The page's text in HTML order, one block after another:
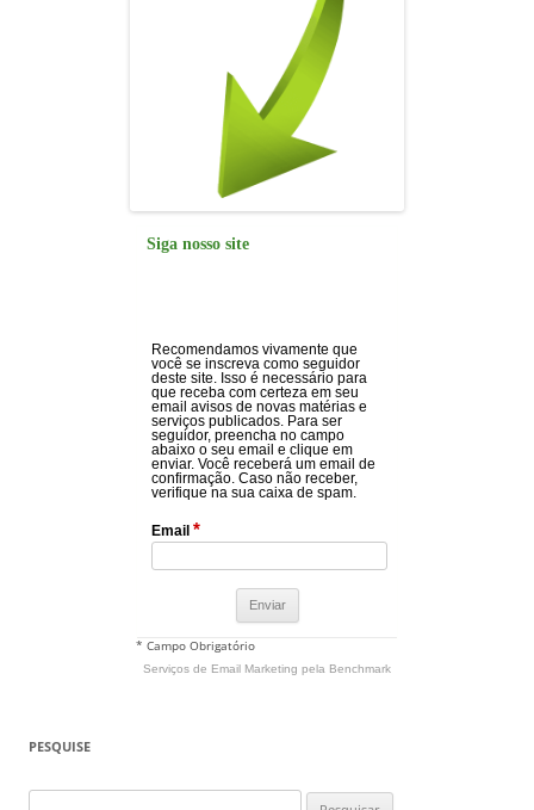
Siga nosso site
Recomendamos vivamente que
você se inscreva como seguidor
deste site. Isso é necessário para
que receba com certeza em seu
email avisos de novas matérias e
serviços publicados. Para ser
seguidor, preencha no campo
abaixo o seu email e clique em
enviar. Você receberá um email de
confirmação. Caso não receber,
verifique na sua caixa de spam.
Email *
* Campo Obrigatório
Serviços de Email Marketing pela Benchmark
PESQUISE